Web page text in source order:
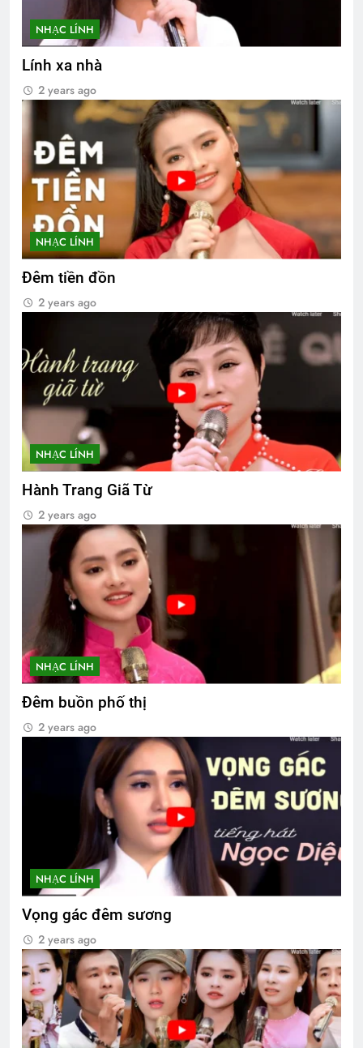
NHẠC LÍNH
Lính xa nhà
2 years ago
NHẠC LÍNH
Đêm tiền đồn
2 years ago
NHẠC LÍNH
Hành Trang Giã Từ
2 years ago
NHẠC LÍNH
Đêm buồn phố thị
2 years ago
NHẠC LÍNH
Vọng gác đêm sương
2 years ago